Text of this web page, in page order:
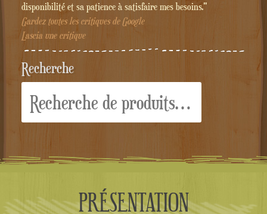
disponibilité et sa patience à satisfaire mes besoins."
Gardez toutes les critiques de Google
Lascia une critique
Recherche
pour :
PRÉSENTATION